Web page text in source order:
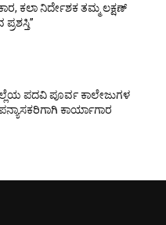
ಕಲಾ ನಿರ್ದೇಶಕ ತಮ್ಮ ಲಕ್ಷಣ್
ಪದವಿ ಪೂರ್ವ ಕಾಲೇಜುಗಳ
ಕಾರ್ಯಾಗಾರ